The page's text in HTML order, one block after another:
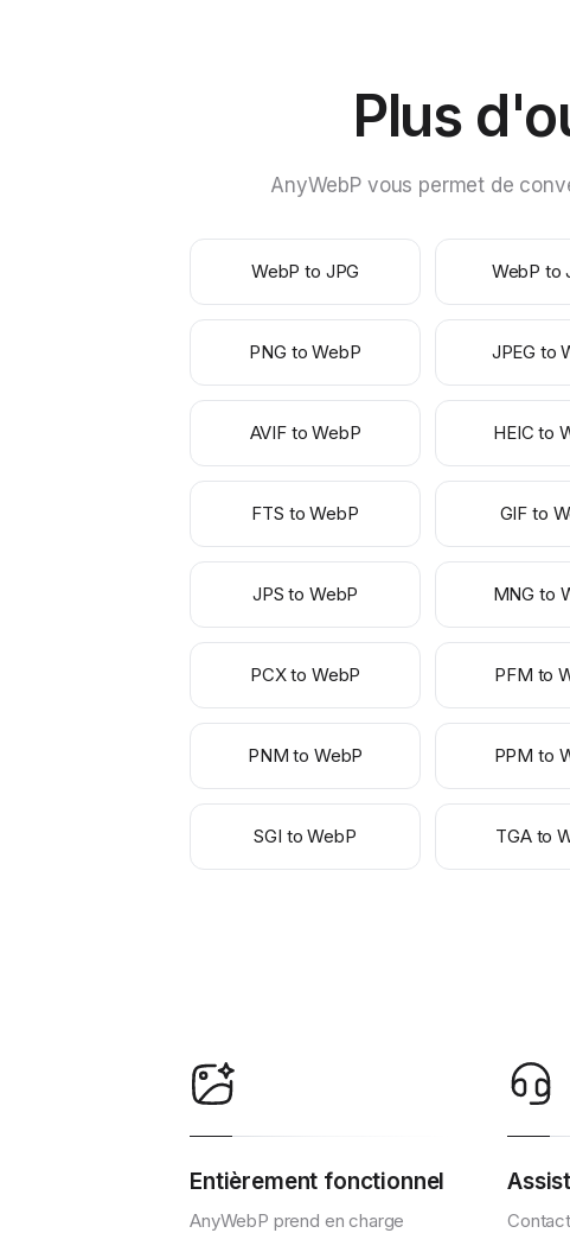
Plus
AnyWebP vous permet de
WebP to JPG WebP to
PNG to WebP JPEG to
AVIF to WebP HEIC to
FTS to WebP GIF to
JPS to WebP MNG to
PCX to WebP PFM to
PNM to WebP PPM to
SGI to WebP TGA to
Entièrement fonctionnel
AnyWebP prend en charge